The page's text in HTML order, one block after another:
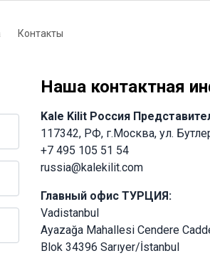
Контакты
Наша контактная
Kale Kilit Россия
117342, РФ, г.Москва, ул.
+7 495 105 51 54
russia@kalekilit.com
Главный офис ТУРЦИЯ:
Vadistanbul
Ayazağa Mahallesi Cendere
Blok 34396 Sarıyer/İstanbul